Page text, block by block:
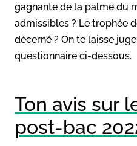
gagnante de la palme du
admissibles ? Le trophée
décerné ? On te laisse
questionnaire ci-dessous.
Ton avis sur
post-bac